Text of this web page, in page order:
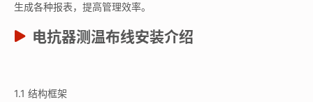
生成各种报表，提高管理效率。
电抗器测温布线安装介绍
1.1 结构框架